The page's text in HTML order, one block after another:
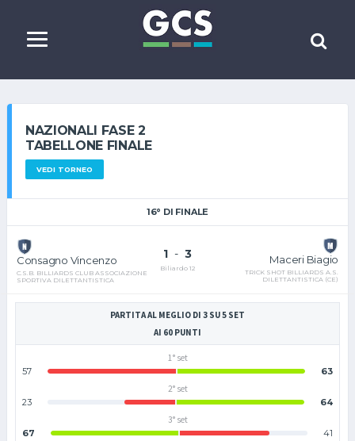
NAZIONALI FASE 2
TABELLONE FINALE
VEDI TORNEO
16° DI FINALE
Consagno Vincenzo
C.S.B. BILLIARDS CLUB ASSOCIAZIONE
SPORTIVA DILETTANTISTICA
1 - 3
Biliardo 12
Maceri Biagio
TRICK SHOT BILLIARDS A.S.
DILETTANTISTICA (CE)
PARTITA AL MEGLIO DI 3 SU 5 SET
AI 60 PUNTI
1° set
57
63
2° set
23
64
3° set
67
41